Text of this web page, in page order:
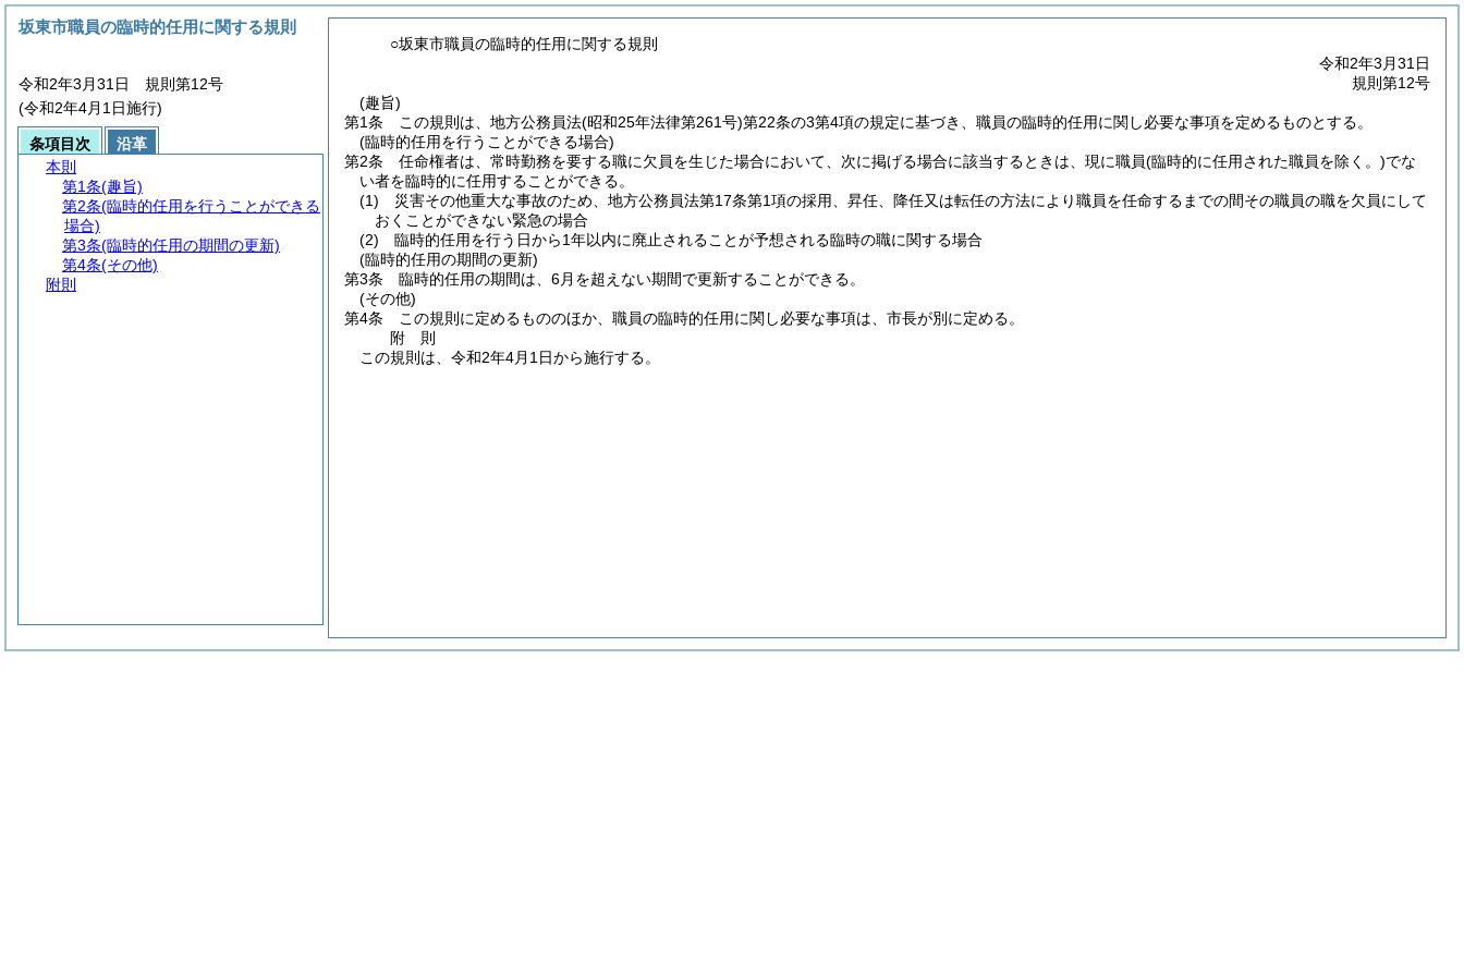
○坂東市職員の臨時的任用に関する規則
令和2年3月31日
規則第12号
(趣旨)
第1条
この規則は、地方公務員法(昭和25年法律第261号)第22条の3第4項の規定に基づき、職員の臨時的任用に関し必要な事項を定めるものとする。
(臨時的任用を行うことができる場合)
第2条
任命権者は、常時勤務を要する職に欠員を生じた場合において、次に掲げる場合に該当するときは、現に職員(臨時的に任用された職員を除く。)でな
い者を臨時的に任用することができる。
(1)
災害その他重大な事故のため、地方公務員法第17条第1項の採用、昇任、降任又は転任の方法により職員を任命するまでの間その職員の職を欠員にして
おくことができない緊急の場合
(2)
臨時的任用を行う日から1年以内に廃止されることが予想される臨時の職に関する場合
(臨時的任用の期間の更新)
第3条
臨時的任用の期間は、6月を超えない期間で更新することができる。
(その他)
第4条
この規則に定めるもののほか、職員の臨時的任用に関し必要な事項は、市長が別に定める。
附 則
この規則は、令和2年4月1日から施行する。
坂東市職員の臨時的任用に関する規則
令和2年3月31日 規則第12号
(令和2年4月1日施行)
条項目次
沿革
本則
第1条(趣旨)
第2条(臨時的任用を行うことができる
場合)
第3条(臨時的任用の期間の更新)
第4条(その他)
附則